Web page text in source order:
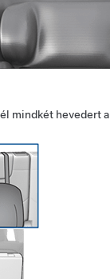
mindkét hevedert